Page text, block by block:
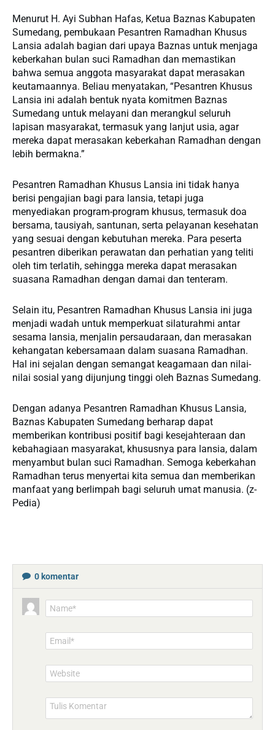
Menurut H. Ayi Subhan Hafas, Ketua Baznas Kabupaten
Sumedang, pembukaan Pesantren Ramadhan Khusus
Lansia adalah bagian dari upaya Baznas untuk menjaga
keberkahan bulan suci Ramadhan dan memastikan
bahwa semua anggota masyarakat dapat merasakan
keutamaannya. Beliau menyatakan, “Pesantren Khusus
Lansia ini adalah bentuk nyata komitmen Baznas
Sumedang untuk melayani dan merangkul seluruh
lapisan masyarakat, termasuk yang lanjut usia, agar
mereka dapat merasakan keberkahan Ramadhan dengan
lebih bermakna.”
Pesantren Ramadhan Khusus Lansia ini tidak hanya
berisi pengajian bagi para lansia, tetapi juga
menyediakan program-program khusus, termasuk doa
bersama, tausiyah, santunan, serta pelayanan kesehatan
yang sesuai dengan kebutuhan mereka. Para peserta
pesantren diberikan perawatan dan perhatian yang teliti
oleh tim terlatih, sehingga mereka dapat merasakan
suasana Ramadhan dengan damai dan tenteram.
Selain itu, Pesantren Ramadhan Khusus Lansia ini juga
menjadi wadah untuk memperkuat silaturahmi antar
sesama lansia, menjalin persaudaraan, dan merasakan
kehangatan kebersamaan dalam suasana Ramadhan.
Hal ini sejalan dengan semangat keagamaan dan nilai-
nilai sosial yang dijunjung tinggi oleh Baznas Sumedang.
Dengan adanya Pesantren Ramadhan Khusus Lansia,
Baznas Kabupaten Sumedang berharap dapat
memberikan kontribusi positif bagi kesejahteraan dan
kebahagiaan masyarakat, khususnya para lansia, dalam
menyambut bulan suci Ramadhan. Semoga keberkahan
Ramadhan terus menyertai kita semua dan memberikan
manfaat yang berlimpah bagi seluruh umat manusia. (z-
Pedia)
0 komentar
Name*
Email*
Website